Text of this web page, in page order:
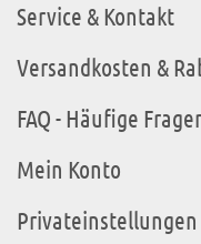
Service & Kontakt
Versandkosten &
FAQ - Häufige
Mein Konto